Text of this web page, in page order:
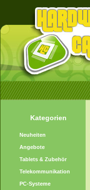
Kategorien
Neuheiten
Angebote
Tablets & Zubehör
Telekommunikation
PC-Systeme